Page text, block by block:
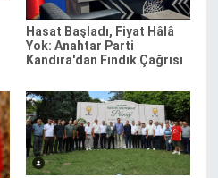
Hasat Başladı, Fiyat Hâlâ
Yok: Anahtar Parti
Kandıra'dan Fındık Çağrısı